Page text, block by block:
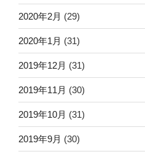
2020年2月 (29)
2020年1月 (31)
2019年12月 (31)
2019年11月 (30)
2019年10月 (31)
2019年9月 (30)